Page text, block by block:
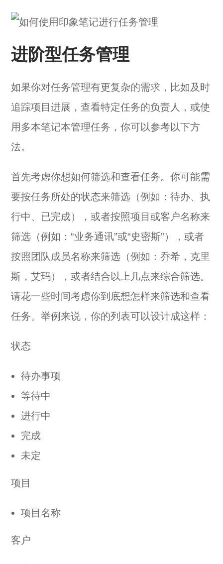
进阶型任务管理
如果你对任务管理有更复杂的需求，比如及时
追踪项目进展，查看特定任务的负责人，或使
用多本笔记本管理任务，你可以参考以下方
法。
首先考虑你想如何筛选和查看任务。你可能需
要按任务所处的状态来筛选（例如：待办、执
行中、已完成），或者按照项目或客户名称来
筛选（例如：“业务通讯”或“史密斯”），或者
按照团队成员名称来筛选（例如：乔希，克里
斯，艾玛），或者结合以上几点来综合筛选。
请花一些时间考虑你到底想怎样来筛选和查看
任务。举例来说，你的列表可以设计成这样：
状态
待办事项
等待中
进行中
完成
未定
项目
项目名称
客户